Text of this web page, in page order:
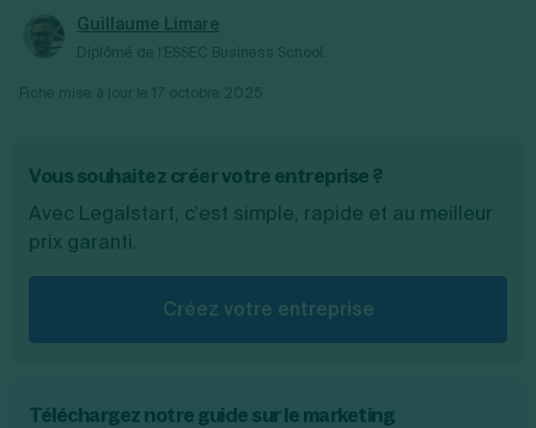
et réactive.
stratégie en cas d’écarts. Cet outil sert de
véritable tableau de bord financier pour
Guillaume Limare
Vous souhaitez créer votre entreprise ?
Avec Legalstart, c'est simple, rapide et au meilleur
prix garanti.
Créez votre entreprise
Téléchargez notre guide sur le marketing